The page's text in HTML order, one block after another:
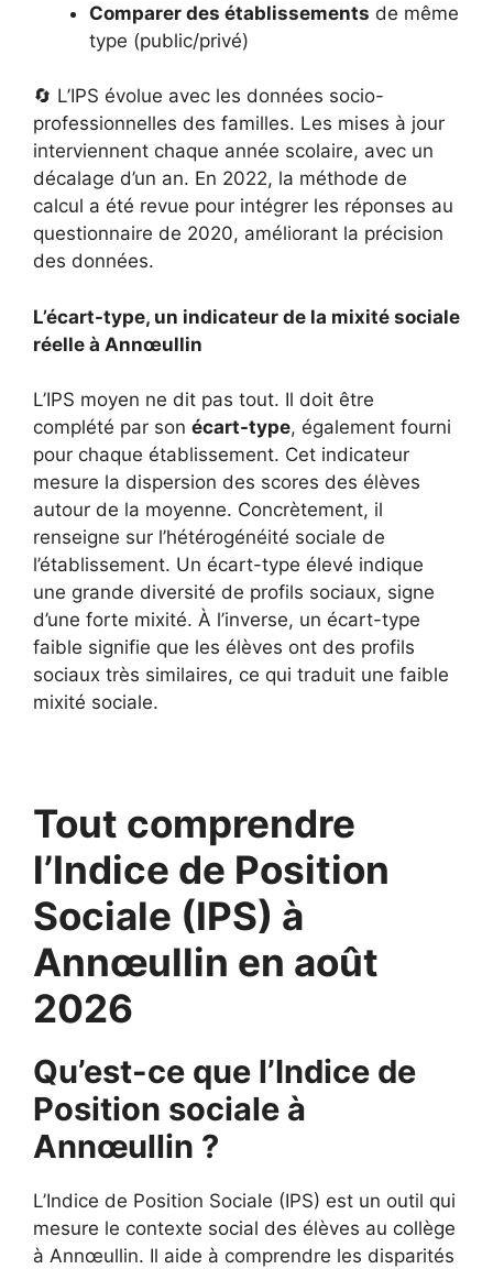
Comparer des établissements de même
type (public/privé)
🔄 L’IPS évolue avec les données socio-
professionnelles des familles. Les mises à jour
interviennent chaque année scolaire, avec un
décalage d’un an. En 2022, la méthode de
calcul a été revue pour intégrer les réponses au
questionnaire de 2020, améliorant la précision
des données.
L’écart-type, un indicateur de la mixité sociale
réelle à Annœullin
L’IPS moyen ne dit pas tout. Il doit être
complété par son écart-type, également fourni
pour chaque établissement. Cet indicateur
mesure la dispersion des scores des élèves
autour de la moyenne. Concrètement, il
renseigne sur l’hétérogénéité sociale de
l’établissement. Un écart-type élevé indique
une grande diversité de profils sociaux, signe
d’une forte mixité. À l’inverse, un écart-type
faible signifie que les élèves ont des profils
sociaux très similaires, ce qui traduit une faible
mixité sociale.
Tout comprendre
l’Indice de Position
Sociale (IPS) à
Annœullin en août
2026
Qu’est-ce que l’Indice de
Position sociale à
Annœullin ?
L’Indice de Position Sociale (IPS) est un outil qui
mesure le contexte social des élèves au collège
à Annœullin. Il aide à comprendre les disparités